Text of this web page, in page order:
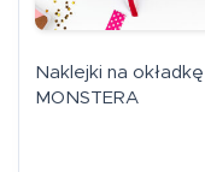
Naklejki na okładkę
MONSTERA